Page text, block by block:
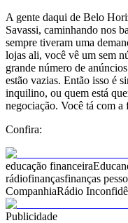
A gente daqui de Belo
Savassi, caminhando nos
sempre tiveram uma
lojas ali, você vê um sem
grande número de
estão vazias. Então isso é
inquilino, ou quem está
negociação. Você tá com a
Confira:
educação financeira
rádiofinançasfinanças
CompanhiaRádio
Publicidade